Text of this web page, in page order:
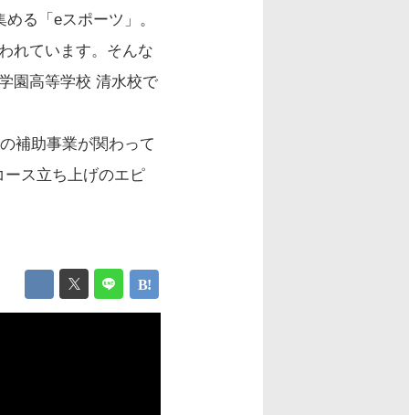
る「eスポーツ」。
れています。そんな
園高等学校 清水校で
補助事業が関わって
ス立ち上げのエピ